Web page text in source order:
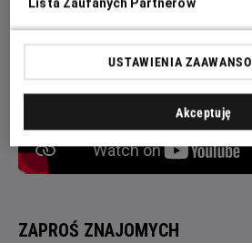
ZAPROŚ ZNAJOMYCH
Lista Zaufanych Partnerów
USTAWIENIA
Akceptuję